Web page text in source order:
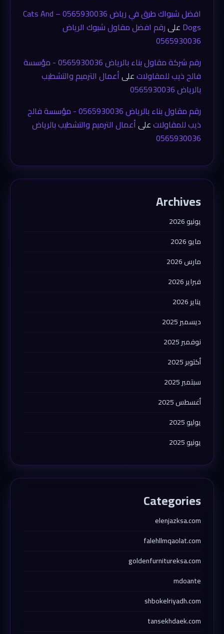
افضل شبواك طرق في رياض 0565930036 – Cats And
Dogs علىرقم افضل مقاول شبوك الرياض
0565930036
رقم شركة مقاول بناء بالرياض 0565930036 - مؤسسة
فالح ذيب للمقاولاتعلىأعمال الترميم والتشطيب
بالرياض 0565930036
رقم مقاول بناء بالرياض 0565930036 - مؤسسة فالح
ذيب للمقاولاتعلىأعمال الترميم والتشطيب بالرياض
0565930036
Archives
يونيو 2026
مايو 2026
مارس 2026
فبراير 2026
يناير 2026
ديسمبر 2025
نوفمبر 2025
أكتوبر 2025
سبتمبر 2025
أغسطس 2025
يوليو 2025
يونيو 2025
Categories
elenjazksa.com
falehllmqaolat.com
goldenfurnitureksa.com
mdoante
shbokelriyadh.com
tansekhdaek.com